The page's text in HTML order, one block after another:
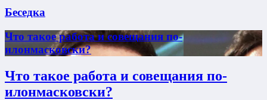
Беседка
Что такое работа и совещания по-
илонмасковски?
Что такое работа и совещания по-
илонмасковски?